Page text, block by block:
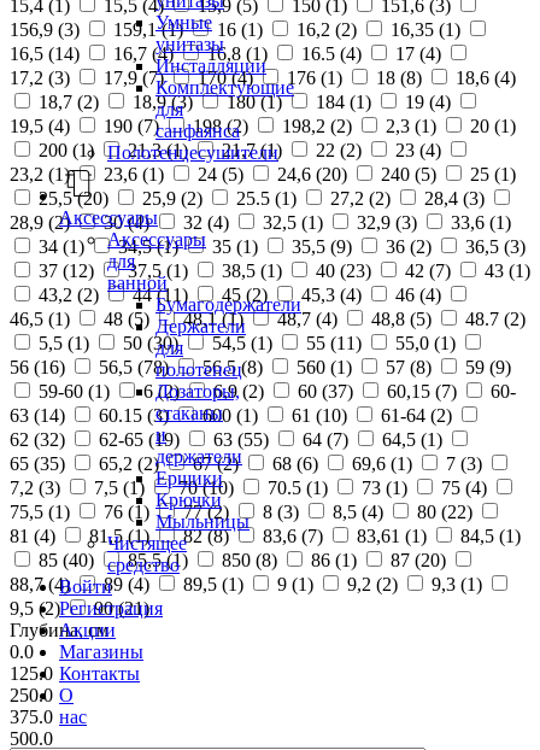
Умные
унитазы
Инсталляции
Комплектующие
для
санфаянса
Полотенцесушители
Аксессуары
Аксессуары
для
ванной
Бумагодержатели
Держатели
для
полотенец
Дозаторы,
стаканы
и
держатели
Ершики
Крючки
Мыльницы
Чистящее
средство
Войти
Регистрация
Акции
Магазины
Контакты
О
нас
15,4 (1 ) 15,5 (4) 15,9 (5) 150 (1 ) 151,6 (3)
156,9 (3) 159,1 (1) 16 (1) 16,2 (2) 16,35 (1)
16,5 (14) 16,7 (4) 16,8 (1) 16.5 (4) 17 (4)
17,2 (3) 17,9 (7) 170 (4) 176 (1) 18 (8) 18,6 (4)
18,7 (2) 18,9 (3) 180 (1) 184 (1) 19 (4)
19,5 (4) 190 (7) 198 (2) 198,2 (2) 2,3 (1) 20 (1)
200 (1) 21,3 (1) 21,7 (1) 22 (2) 23 (4)
23,2 (1) 23,6 (1) 24 (5) 24,6 (20) 240 (5) 25 (1)
25,5 (20) 25,9 (2) 25.5 (1) 27,2 (2) 28,4 (3)
28,9 (2) 30 (4) 32 (4) 32,5 (1) 32,9 (3) 33,6 (1)
34 (1) 34,5 (1) 35 (1) 35,5 (9) 36 (2) 36,5 (3)
37 (12) 37,5 (1) 38,5 (1) 40 (23) 42 (7) 43 (1)
43,2 (2) 44 (11) 45 (2) 45,3 (4) 46 (4)
46,5 (1) 48 (5) 48,1 (1) 48,7 (4) 48,8 (5) 48.7 (2)
5,5 (1) 50 (30) 54,5 (1) 55 (11) 55,0 (1)
56 (16) 56,5 (78) 56.5 (8) 560 (1) 57 (8) 59 (9)
59-60 (1) 6 (2) 6,9 (2) 60 (37) 60,15 (7)
60-
63 (14) 60.15 (3) 600 (1) 61 (10) 61-64 (2)
62 (32) 62-65 (19) 63 (55) 64 (7) 64,5 (1)
65 (35) 65,2 (2) 67 (2) 68 (6) 69,6 (1) 7 (3)
7,2 (3) 7,5 (1) 70 (10) 70.5 (1) 73 (1) 75 (4)
75,5 (1) 76 (1) 77 (2) 8 (3) 8,5 (4) 80 (22)
81 (4) 81,5 (1) 82 (8) 83,6 (7) 83,61 (1) 84,5 (1)
85 (40) 85,5 (1) 850 (8) 86 (1) 87 (20)
88,7 (4) 89 (4) 89,5 (1) 9 (1) 9,2 (2) 9,3 (1)
9,5 (2) 90 (21)
Глубина, см
0.0
125.0
250.0
375.0
500.0